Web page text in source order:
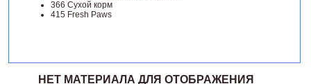
366 Сухой корм
415 Fresh Paws
НЕТ МАТЕРИАЛА ДЛЯ ОТОБРАЖЕНИЯ